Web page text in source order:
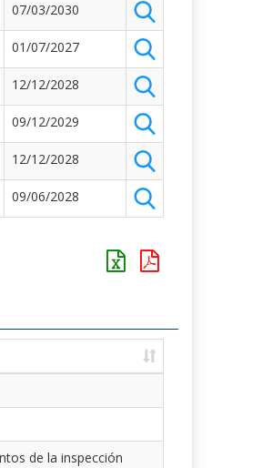
07/03/2030
01/07/2027
12/12/2028
09/12/2029
12/12/2028
09/06/2028
de la inspección